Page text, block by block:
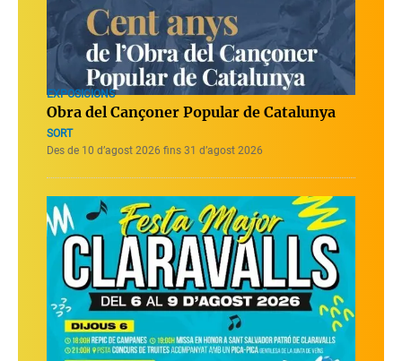
EXPOSICIONS
Obra del Cançoner Popular de Catalunya
SORT
Des de 10 d’agost 2026 fins 31 d’agost 2026